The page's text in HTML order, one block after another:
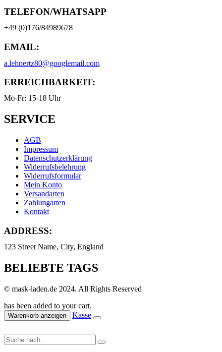
TELEFON/WHATSAPP
+49 (0)176/84989678
EMAIL:
a.lehnertz80@googlemail.com
ERREICHBARKEIT:
Mo-Fr: 15-18 Uhr
SERVICE
AGB
Impressum
Datenschutzerklärung
Widerrufsbelehrung
Widerrufsformular
Mein Konto
Versandarten
Zahlungarten
Kontakt
ADDRESS:
123 Street Name, City, England
BELIEBTE TAGS
© mask-laden.de 2024. All Rights Reserved
has been added to your cart.
Warenkorb anzeigen Kasse